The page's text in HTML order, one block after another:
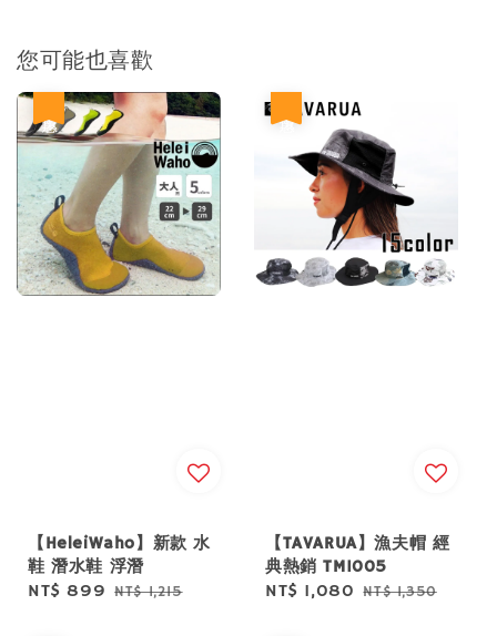
您可能也喜歡
【HeleiWaho】新款 水
鞋 潛水鞋 浮潛
Sale
NT$ 899 Regular
NT$ 1,215
【TAVARUA】漁夫帽 經
典熱銷 TM1005
Sale
NT$ 1,080 Regular
NT$ 1,350